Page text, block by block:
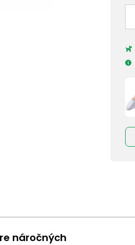
náročných